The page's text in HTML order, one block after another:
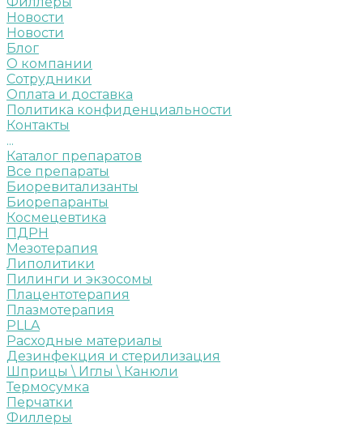
Новости
Новости
Блог
О компании
Сотрудники
Оплата и доставка
Политика конфиденциальности
Контакты
...
Каталог препаратов
Все препараты
Биоревитализанты
Биорепаранты
Космецевтика
ПДРН
Мезотерапия
Липолитики
Пилинги и экзосомы
Плацентотерапия
Плазмотерапия
PLLA
Расходные материалы
Дезинфекция и стерилизация
Шприцы \ Иглы \ Канюли
Термосумка
Перчатки
Филлеры